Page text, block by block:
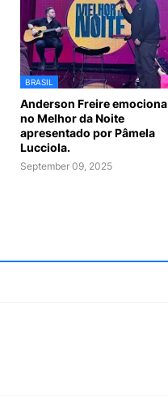
BRASIL
Anderson Freire emociona
no Melhor da Noite
apresentado por Pâmela
Lucciola.
September 09, 2025